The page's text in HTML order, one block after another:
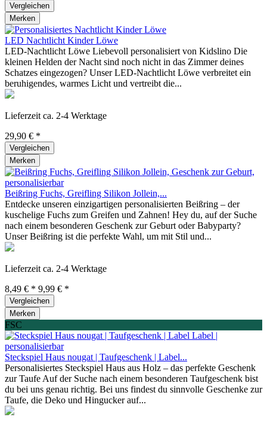
Vergleichen
Merken
LED Nachtlicht Kinder Löwe
LED-Nachtlicht Löwe Liebevoll personalisiert von Kidslino Die
kleinen Helden der Nacht sind noch nicht in das Zimmer deines
Schatzes eingezogen? Unser LED-Nachtlicht Löwe verbreitet ein
beruhigendes, warmes Licht und vertreibt die...
Lieferzeit ca. 2-4 Werktage
29,90 € *
Vergleichen
Merken
Beißring Fuchs, Greifling Silikon Jollein,...
Entdecke unseren einzigartigen personalisierten Beißring – der
kuschelige Fuchs zum Greifen und Zahnen! Hey du, auf der Suche
nach einem besonderen Geschenk zur Geburt oder Babyparty?
Unser Beißring ist die perfekte Wahl, um mit Stil und...
Lieferzeit ca. 2-4 Werktage
8,49 € * 9,99 € *
Vergleichen
Merken
FSC
Steckspiel Haus nougat | Taufgeschenk | Label...
Personalisiertes Steckspiel Haus aus Holz – das perfekte Geschenk
zur Taufe Auf der Suche nach einem besonderen Taufgeschenk bist
du bei uns genau richtig. Bei uns findest du sinnvolle Geschenke zur
Taufe, die Deko und Hingucker auf...